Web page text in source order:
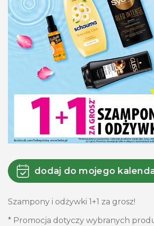
dodaj do mojego
Szampony i odżywki 1+1 za grosz!
* Promocja dotyczy wybranych